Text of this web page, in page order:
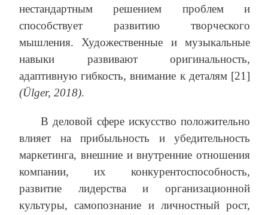
нестандартным решением проблем и
способствует развитию творческого
мышления. Художественные и музыкальные
навыки развивают оригинальность,
адаптивную гибкость, внимание к деталям [21]
(Ülger, 2018).
В деловой сфере искусство положительно
влияет на прибыльность и убедительность
маркетинга, внешние и внутренние отношения
компании, их конкурентоспособность,
развитие лидерства и организационной
культуры, самопознание и личностный рост,